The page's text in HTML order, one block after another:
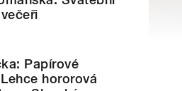
Papírové
hororová